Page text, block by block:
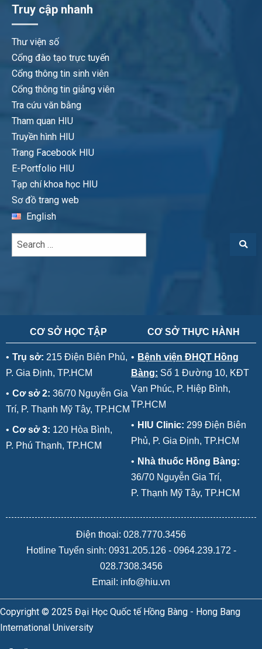
Truy cập nhanh
Thư viện số
Cổng đào tạo trực tuyến
Cổng thông tin sinh viên
Cổng thông tin giảng viên
Tra cứu văn bằng
Tham quan HIU
Truyền hình HIU
Trang Facebook HIU
E-Portfolio HIU
Tạp chí khoa học HIU
Sơ đồ trang web
English
CƠ SỞ HỌC TẬP
• Trụ sở: 215 Điện Biên Phủ,
P. Gia Định, TP.HCM
• Cơ sở 2: 36/70 Nguyễn Gia
Trí, P. Thạnh Mỹ Tây, TP.HCM
• Cơ sở 3: 120 Hòa Bình,
P. Phú Thạnh, TP.HCM
CƠ SỞ THỰC HÀNH
• Bệnh viện ĐHQT Hồng
Bàng: Số 1 Đường 10, KĐT
Vạn Phúc, P. Hiệp Bình,
TP.HCM
• HIU Clinic: 299 Điện Biên
Phủ, P. Gia Định, TP.HCM
• Nhà thuốc Hồng Bàng:
36/70 Nguyễn Gia Trí,
P. Thạnh Mỹ Tây, TP.HCM
Điện thoại: 028.7770.3456
Hotline Tuyển sinh: 0931.205.126- 0964.239.172 -
028.7308.3456
Email: info@hiu.vn
Copyright © 2025 Đại Học Quốc tế Hồng Bàng - Hong Bang
International University